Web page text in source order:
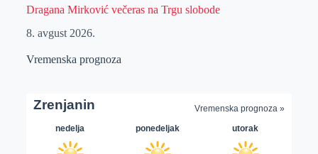
Dragana Mirković večeras na Trgu slobode
8. avgust 2026.
Vremenska prognoza